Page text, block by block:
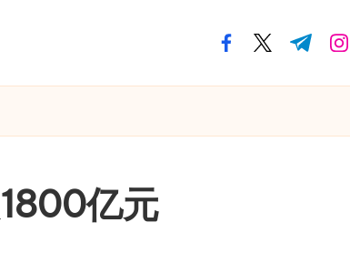
facebook.com
twitter.com
t.me
亿元